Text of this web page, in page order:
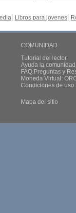
Libros para jovenes
COMUNIDAD
Tutorial del lector
Ayuda la
FAQ.Preguntas y
Moneda Virtual:
Condiciones de uso
Mapa del sitio